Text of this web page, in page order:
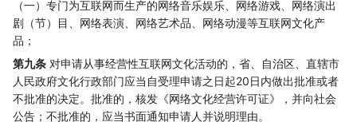
（一）专门为互联网而生产的网络音乐娱乐、网络游戏、网络演出
剧（节）目、网络表演、网络艺术品、网络动漫等互联网文化产
品；
第九条 对申请从事经营性互联网文化活动的，省、自治区、直辖市
人民政府文化行政部门应当自受理申请之日起20日内做出批准或者
不批准的决定。批准的，核发《网络文化经营许可证》，并向社会
公告；不批准的，应当书面通知申请人并说明理由。